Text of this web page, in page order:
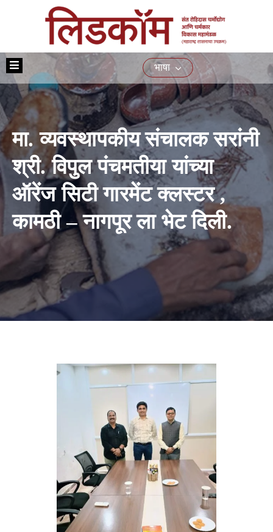
मुख्यपृष्ठ
आमच्या
बद्दल
योजना
प्रशिक्षण
नागरिकांसाठीच्या
सेवा
ई-
निविदा
मिडिया
संपर्क
खरेदी
भाषा
मा. व्यवस्थापकीय संचालक सरांनी
श्री. विपुल पंचमतीया यांच्या
ऑरेंज सिटी गारमेंट क्लस्टर ,
कामठी – नागपूर ला भेट दिली.